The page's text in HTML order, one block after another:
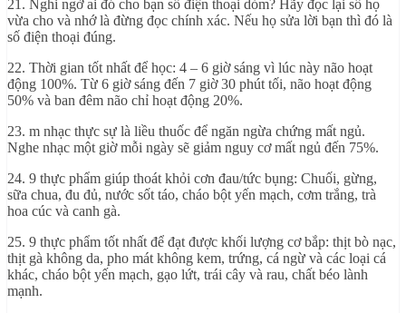
21. Nghi ngờ ai đó cho bạn số điện thoại dỏm? Hãy đọc lại số họ
vừa cho và nhớ là đừng đọc chính xác. Nếu họ sửa lời bạn thì đó là
số điện thoại đúng.
22. Thời gian tốt nhất để học: 4 – 6 giờ sáng vì lúc này não hoạt
động 100%. Từ 6 giờ sáng đến 7 giờ 30 phút tối, não hoạt động
50% và ban đêm não chỉ hoạt động 20%.
23. m nhạc thực sự là liều thuốc để ngăn ngừa chứng mất ngủ.
Nghe nhạc một giờ mỗi ngày sẽ giảm nguy cơ mất ngủ đến 75%.
24. 9 thực phẩm giúp thoát khỏi cơn đau/tức bụng: Chuối, gừng,
sữa chua, đu đủ, nước sốt táo, cháo bột yến mạch, cơm trắng, trà
hoa cúc và canh gà.
25. 9 thực phẩm tốt nhất để đạt được khối lượng cơ bắp: thịt bò nạc,
thịt gà không da, pho mát không kem, trứng, cá ngừ và các loại cá
khác, cháo bột yến mạch, gạo lứt, trái cây và rau, chất béo lành
mạnh.